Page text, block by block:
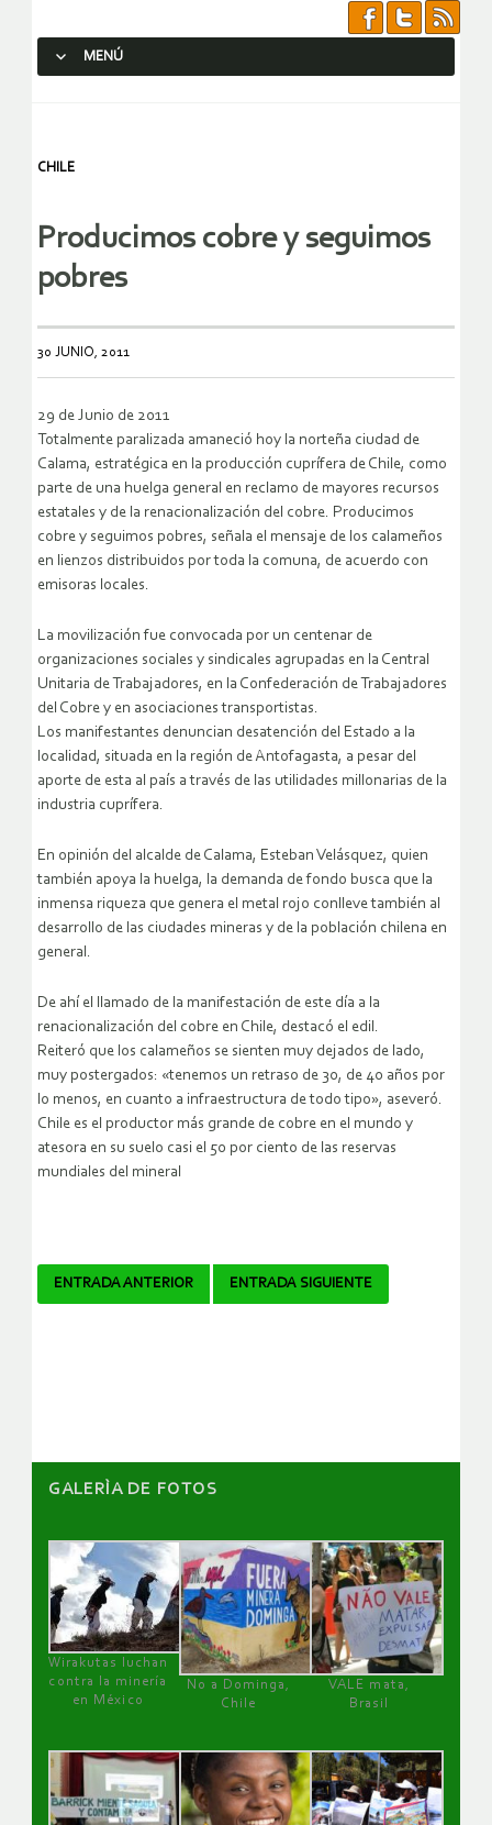
MENÚ
CHILE
Producimos cobre y seguimos
pobres
30 JUNIO, 2011
29 de Junio de 2011
Totalmente paralizada amaneció hoy la norteña ciudad de
Calama, estratégica en la producción cuprífera de Chile, como
parte de una huelga general en reclamo de mayores recursos
estatales y de la renacionalización del cobre. Producimos
cobre y seguimos pobres, señala el mensaje de los calameños
en lienzos distribuidos por toda la comuna, de acuerdo con
emisoras locales.
La movilización fue convocada por un centenar de
organizaciones sociales y sindicales agrupadas en la Central
Unitaria de Trabajadores, en la Confederación de Trabajadores
del Cobre y en asociaciones transportistas.
Los manifestantes denuncian desatención del Estado a la
localidad, situada en la región de Antofagasta, a pesar del
aporte de esta al país a través de las utilidades millonarias de la
industria cuprífera.
En opinión del alcalde de Calama, Esteban Velásquez, quien
también apoya la huelga, la demanda de fondo busca que la
inmensa riqueza que genera el metal rojo conlleve también al
desarrollo de las ciudades mineras y de la población chilena en
general.
De ahí el llamado de la manifestación de este día a la
renacionalización del cobre en Chile, destacó el edil.
Reiteró que los calameños se sienten muy dejados de lado,
muy postergados: «tenemos un retraso de 30, de 40 años por
lo menos, en cuanto a infraestructura de todo tipo», aseveró.
Chile es el productor más grande de cobre en el mundo y
atesora en su suelo casi el 50 por ciento de las reservas
mundiales del mineral
Navegador
ENTRADA ANTERIOR ENTRADA SIGUIENTE
GALERÌA DE FOTOS
Wirakutas luchan
contra la minería
en México
No a Dominga,
Chile
VALE mata,
Brasil